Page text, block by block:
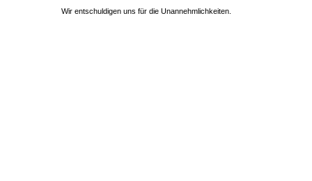
Wir entschuldigen uns für die Unannehmlichkeiten.